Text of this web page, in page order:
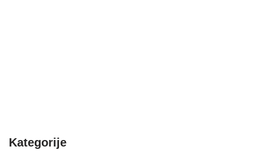
Kategorije